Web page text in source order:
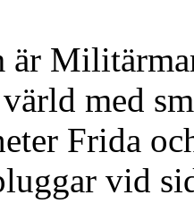
är
med
Frida
vid